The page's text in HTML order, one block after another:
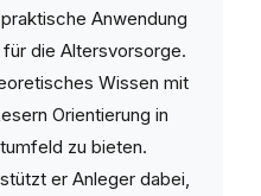
Anwendung
die Altersvorsorge.
Wissen mit
Orientierung in
zu bieten.
er Anleger dabei,